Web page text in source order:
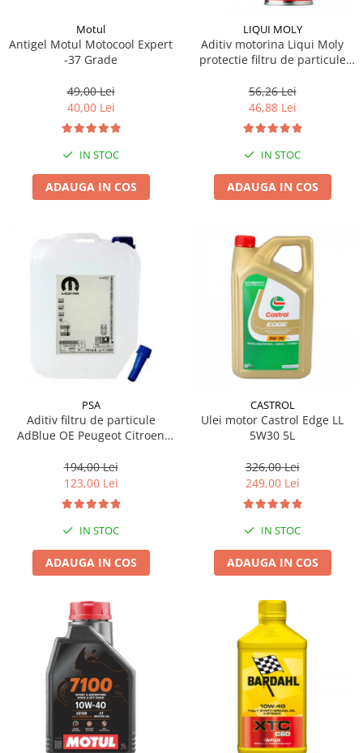
Motul
Antigel Motul Motocool Expert
-37 Grade
49,00 Lei
40,00 Lei
IN STOC
ADAUGA IN COS
LIQUI MOLY
Aditiv motorina Liqui Moly
protectie filtru de particule
56,26 Lei
46,88 Lei
IN STOC
ADAUGA IN COS
PSA
Aditiv filtru de particule
AdBlue OE Peugeot Citroen
194,00 Lei
123,00 Lei
IN STOC
ADAUGA IN COS
CASTROL
Ulei motor Castrol Edge LL
5W30 5L
326,00 Lei
249,00 Lei
IN STOC
ADAUGA IN COS